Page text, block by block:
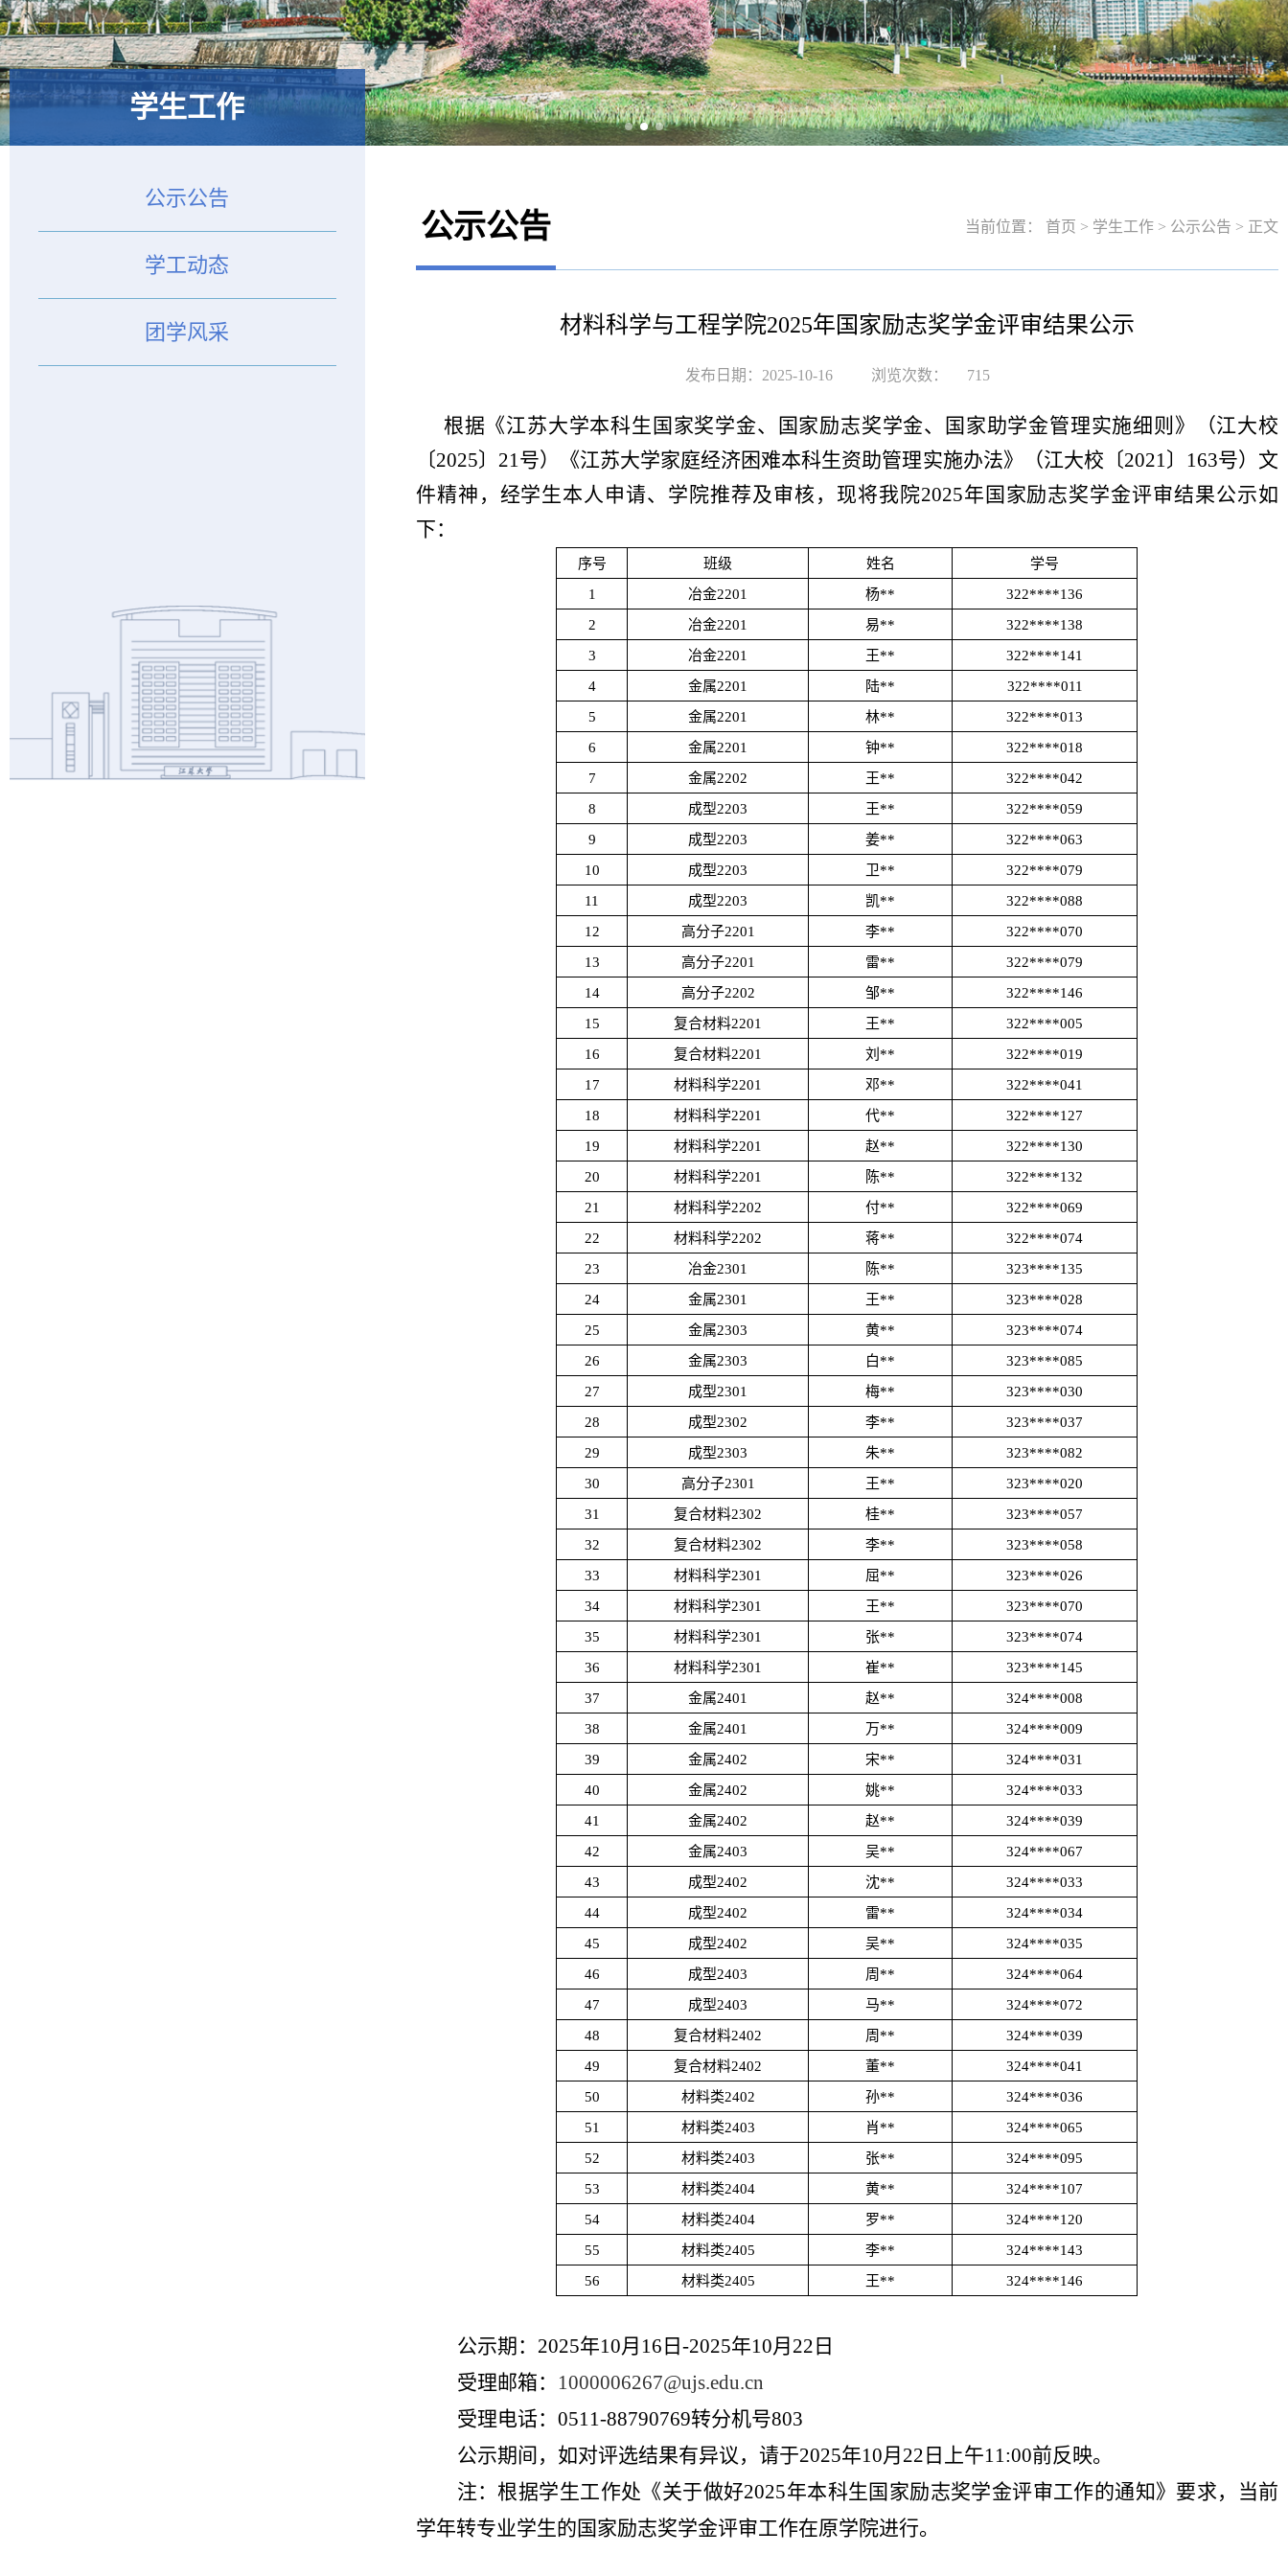
学生工作
公示公告
学工动态
团学风采
公示公告 当前位置： 首页 > 学生工作 > 公示公告 > 正文
材料科学与工程学院2025年国家励志奖学金评审结果公示
发布日期：2025-10-16 浏览次数： 715
根据《江苏大学本科生国家奖学金、国家励志奖学金、国家助学金管理实施细则》（江大校
〔2025〕21号）《江苏大学家庭经济困难本科生资助管理实施办法》（江大校〔2021〕 163号）文
件精神，经学生本人申请、学院推荐及审核，现将我院2025年国家励志奖学金评审结果公示如
下：
序号 班级 姓名
学号
1
冶金2201 杨**
322****136
2
冶金2201 易**
322****138
3
冶金2201 王**
322****141
4
金属2201 陆**
322****011
5
金属2201 林**
322****013
6
金属2201 钟**
322****018
7
金属2202 王**
322****042
8
成型2203 王**
322****059
9
成型2203 姜**
322****063
10
成型2203 卫**
322****079
11
成型2203 凯**
322****088
12
高分子2201 李**
322****070
13
高分子2201 雷**
322****079
14
高分子2202 邹**
322****146
15
复合材料2201 王**
322****005
16
复合材料2201 刘**
322****019
17
材料科学2201 邓**
322****041
18
材料科学2201 代**
322****127
19
材料科学2201 赵**
322****130
20
材料科学2201 陈**
322****132
21
材料科学2202 付**
322****069
22
材料科学2202 蒋**
322****074
23
冶金2301 陈**
323****135
24
金属2301 王**
323****028
25
金属2303 黄**
323****074
26
金属2303 白**
323****085
27
成型2301 梅**
323****030
28
成型2302 李**
323****037
29
成型2303 朱**
323****082
30
高分子2301 王**
323****020
31
复合材料2302 桂**
323****057
32
复合材料2302 李**
323****058
33
材料科学2301 屈**
323****026
34
材料科学2301 王**
323****070
35
材料科学2301 张**
323****074
36
材料科学2301 崔**
323****145
37
金属2401 赵**
324****008
38
金属2401 万**
324****009
39
金属2402 宋**
324****031
40
金属2402 姚**
324****033
41
金属2402 赵**
324****039
42
金属2403 吴**
324****067
43
成型2402 沈**
324****033
44
成型2402 雷**
324****034
45
成型2402 吴**
324****035
46
成型2403 周**
324****064
47
成型2403 马**
324****072
48
复合材料2402 周**
324****039
49
复合材料2402 董**
324****041
50
材料类2402 孙**
324****036
51
材料类2403 肖**
324****065
52
材料类2403 张**
324****095
53
材料类2404 黄**
324****107
54
材料类2404 罗**
324****120
55
材料类2405 李**
324****143
56
材料类2405 王** 324****146
公示期： 2025年10月16日 -2025年10月22日
受理邮箱： 1000006267@ujs.edu.cn
受理电话： 0511-88790769转分机号803
公示期 间，如对评选结果有异议，请于2025年10月22日上午11:00前反映。
注：根据学生工作处《关于做好2025年本科生国家励志奖学金评审工作的通知》要求，当前
学年转专业学生的国家励志奖学金评审工作在原学院进行。